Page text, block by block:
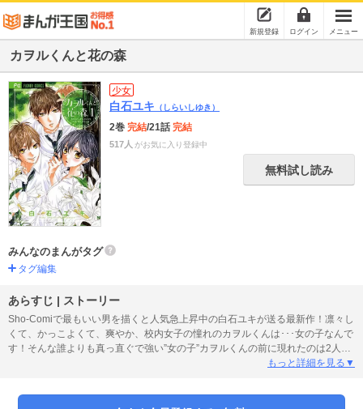
新規登録 ログイン メニュー
カヲルくんと花の森
少女
白石ユキ （しらいしゆき）
2巻 完結/21話完結
517人 がお気に入り登録中
無料試し読み
みんなのまんがタグ
タグ編集
あらすじ | ストーリー
Sho-Comiで最もいい男を描くと人気急上昇中の白石ユキが送る最新作！凛々し
くて、かっこよくて、爽やか、校内女子の憧れのカヲルくんは･･･女の子なんで
す！そんな誰よりも真っ直ぐで強い”女の子”カヲルくんの前に現れたのは2人の
本物の”王子様”。年下小悪魔系男子・蓮くんとミステリアスでクールな蘭に挟ま
もっと詳細を見る▼